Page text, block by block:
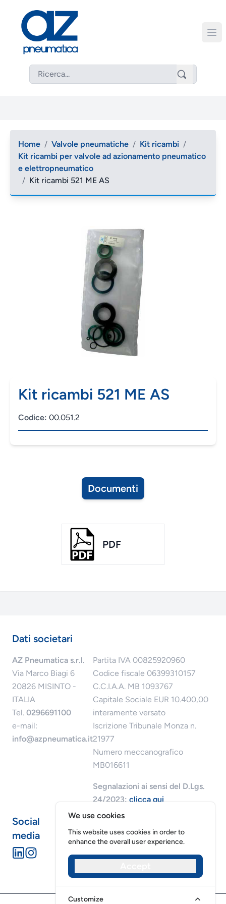
Home / Valvole pneumatiche / Kit ricambi /
Kit ricambi per valvole ad azionamento pneumatico
e elettropneumatico
/ Kit ricambi 521 ME AS
Kit ricambi 521 ME AS
Codice: 00.051.2
Documenti
PDF
Dati societari
AZ Pneumatica s.r.l.
Via Marco Biagi 6
20826 MISINTO -
ITALIA
Tel. 0296691100
e-mail:
info@azpneumatica.it
Partita IVA 00825920960
Codice fiscale 06399310157
C.C.I.A.A. MB 1093767
Capitale Sociale EUR 10.400,00
interamente versato
Iscrizione Tribunale Monza n.
21977
Numero meccanografico
MB016611
Segnalazioni ai sensi del D.Lgs.
24/2023:clicca qui
Social
media
Riservatezza dei datiCookies
We use cookies
This website uses cookies in order to
enhance the overall user experience.
Customize